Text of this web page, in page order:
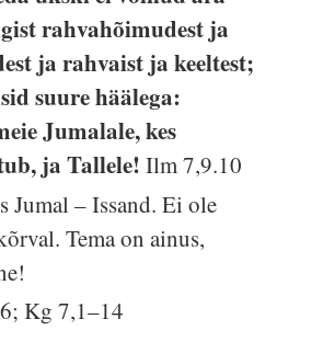
rahvahõimudest ja
ja rahvaist ja keeltest;
suure häälega:
Jumalale, kes
ja Tallele!Ilm 7,9.10
Jumal – Issand. Ei ole
Tema on ainus,
Kg 7,1–14